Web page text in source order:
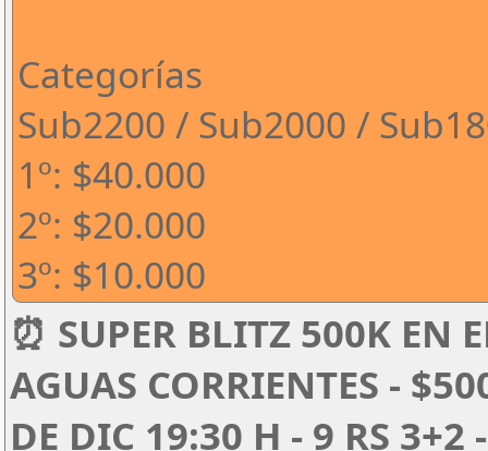
Categorías
Sub2200 / Sub2000 /
1º: $40.000
2º: $20.000
3º: $10.000
⏰ SUPER BLITZ 500K EN
AGUAS CORRIENTES -
DE DIC 19:30 H - 9 RS